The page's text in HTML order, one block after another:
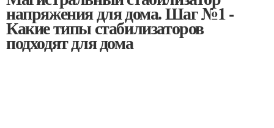
напряжения для дома. Шаг №1 -
Какие типы стабилизаторов
подходят для дома